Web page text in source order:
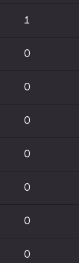
1
0
0
0
0
0
0
0